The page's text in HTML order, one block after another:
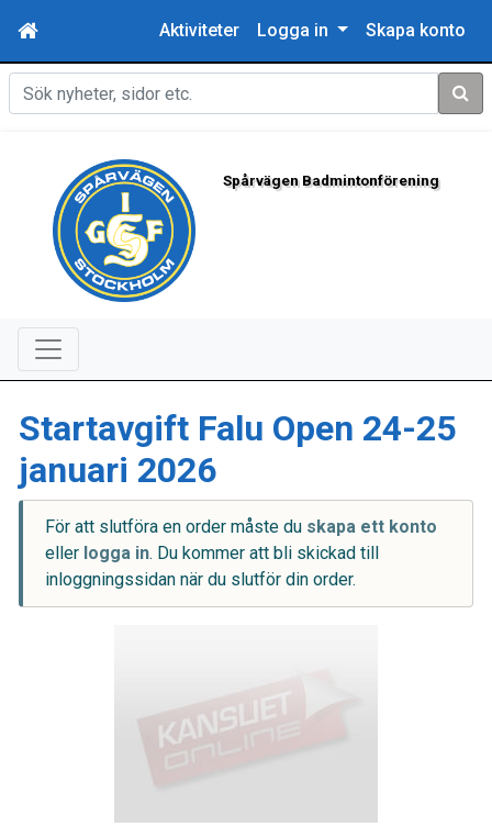
Aktiviteter Logga in Skapa konto
Sök
Spårvägen Badmintonförening
Startavgift Falu Open 24-25
januari 2026
För att slutföra en order måste du skapa ett konto
eller logga in. Du kommer att bli skickad till
inloggningssidan när du slutför din order.